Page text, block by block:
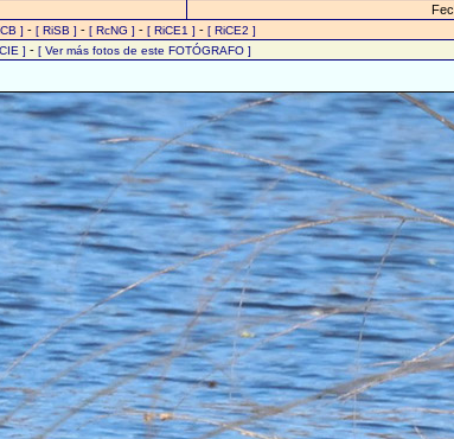
] - [ RiSB ] - [ RcNG ] - [ RiCE1 ] - [ RiCE2 ]
] - [ Ver más fotos de este FOTÓGRAFO ]